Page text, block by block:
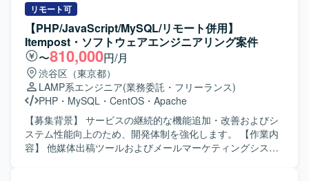
まいります。
るため、品質保証エンジニアとしてのスキル向上が期待で
きます。 【開発環境】 ポイントシステムを対象としたファ
イル連携およびAPI連携を含むシステム環境でのテスト設計
およびテスト自動化環境を利用していただきます。
程を対応していただきます。 【求める人物像】 画面仕様の
意図を理解しながら、自発的に改善提案や調整ができる方
を求めております。関係者とコミュニケーションを取りつ
つ、責任感を持って開発を進めていただける方が望ましい
です。 【ポジションの魅力】 分析装置という専門性の高い
領域に関わることで、ドメイン知識を深めながらフロント
エンド開発スキルを高めていただけます。詳細設計以降の
工程を一貫して担当することで、仕様理解から品質向上ま
でを主体的に推進できる環境です。 【開発環境】 Reactを
用いたフロントエンド開発環境となります。TypeScriptや
JavaScriptを組み合わせた開発も行っております。
リモート可
【PHP/JavaScript/MySQL/リモート併用】
Itempost・ソフトウェアエンジニアリング案件
〜810,000円/月
渋谷区（東京都）
LAMP系エンジニア(業務委託・フリーランス)
PHP ・ MySQL ・ CentOS ・ Apache
【募集背景】 サービスの継続的な機能追加・改善およびシ
ステム性能向上のため、開発体制を強化します。 【作業内
容】 他媒体出稿ツールおよびメールマーケティングシステ